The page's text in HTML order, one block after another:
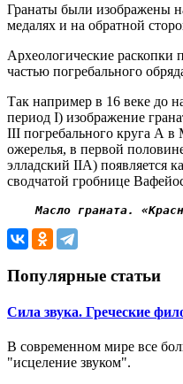
Гранаты были изображены
медалях и на обратной
Археологические раскопки
частью погребального
Так например в 16 веке до
период I) изображение
III погребального круга А в
ожерелья, в первой
элладский IIA) появляется
сводчатой ​​гробнице
Масло граната.
Популярные статьи
Сила звука. Греческие
В современном мире все
"исцеление звуком".